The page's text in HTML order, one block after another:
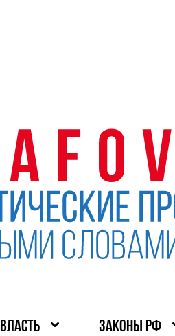
ВЛАСТЬ ЗАКОНЫ РФ